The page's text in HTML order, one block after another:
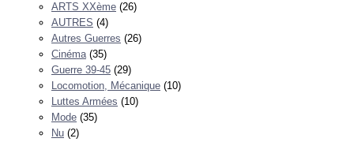
ARTS XXème (26)
AUTRES (4)
Autres Guerres (26)
Cinéma (35)
Guerre 39-45 (29)
Locomotion, Mécanique (10)
Luttes Armées (10)
Mode (35)
Nu (2)